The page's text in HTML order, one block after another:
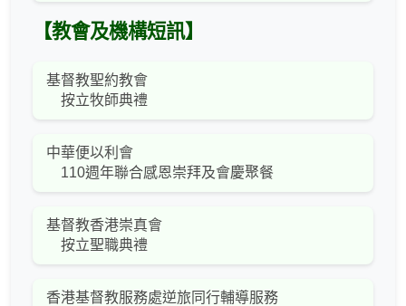
【教會及機構短訊】
基督教聖約教會
按立牧師典禮
中華便以利會
110週年聯合感恩崇拜及會慶聚餐
基督教香港崇真會
按立聖職典禮
香港基督教服務處逆旅同行輔導服務